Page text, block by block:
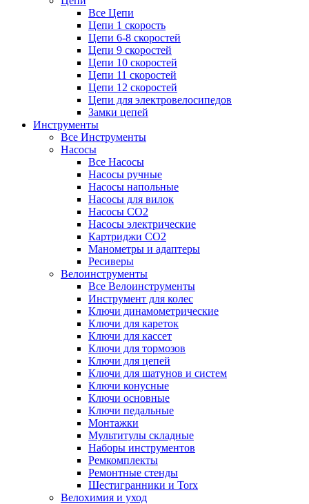
Все Цепи
Цепи 1 скорость
Цепи 6-8 скоростей
Цепи 9 скоростей
Цепи 10 скоростей
Цепи 11 скоростей
Цепи 12 скоростей
Цепи для электровелосипедов
Замки цепей
Инструменты
Все Инструменты
Насосы
Все Насосы
Насосы ручные
Насосы напольные
Насосы для вилок
Насосы CO2
Насосы электрические
Картриджи CO2
Манометры и адаптеры
Ресиверы
Велоинструменты
Все Велоинструменты
Инструмент для колес
Ключи динамометрические
Ключи для кареток
Ключи для кассет
Ключи для тормозов
Ключи для цепей
Ключи для шатунов и систем
Ключи конусные
Ключи основные
Ключи педальные
Монтажки
Мультитулы складные
Наборы инструментов
Ремкомплекты
Ремонтные стенды
Шестигранники и Torx
Велохимия и уход